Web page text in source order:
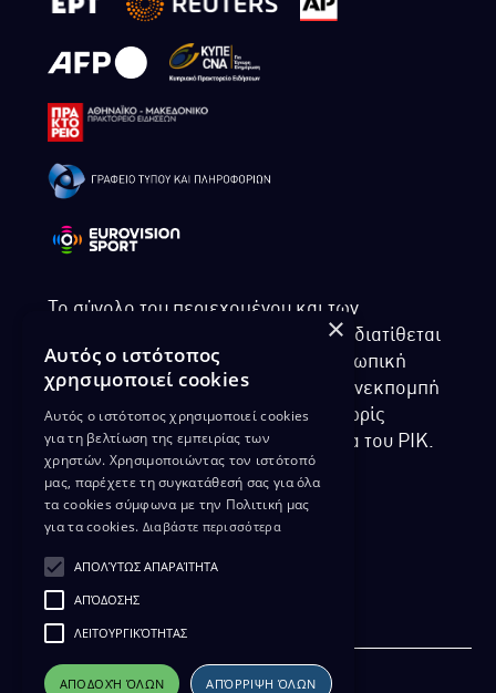
Το σύνολο του περιεχομένου και των
υπηρεσιών της ιστοσελίδας του ΡΙΚ διατίθεται
στους επισκέπτες αυστηρά για προσωπική
χρήση. Απαγορεύεται η χρήση ή επανεκπομπή
του, σε οποιοδήποτε μορφή, με ή χωρίς
επεξεργασία και χωρίς γραπτή άδεια του ΡΙΚ.
ΔΙΚΑΙΩΜΑ ΠΡΟΣΤΑΣΙΑΣ ΔΕΔΟΜΕΝΩΝ
ΔΙΑΘΕΣΗ ΑΡΧΕΙΑΚΟΥ ΥΛΙΚΟΥ
ΠΟΛΙΤΙΚΗ ΑΠΟΡΡΗΤΟΥ EUROVISION
×
Αυτός ο ιστότοπος
χρησιμοποιεί cookies
Αυτός ο ιστότοπος χρησιμοποιεί cookies
για τη βελτίωση της εμπειρίας των
χρηστών. Χρησιμοποιώντας τον ιστότοπό
μας, παρέχετε τη συγκατάθεσή σας για όλα
τα cookies σύμφωνα με την Πολιτική μας
για τα cookies. Διαβάστε περισσότερα
ΑΠΟΛΎΤΩΣ ΑΠΑΡΑΊΤΗΤΑ
ΑΠΌΔΟΣΗΣ
ΛΕΙΤΟΥΡΓΙΚΌΤΗΤΑΣ
ΑΠΟΔΟΧΉ ΌΛΩΝ ΑΠΌΡΡΙΨΗ ΌΛΩΝ